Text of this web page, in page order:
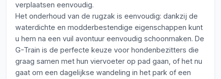
verplaatsen eenvoudig.
Het onderhoud van de rugzak is eenvoudig: dankzij de
waterdichte en modderbestendige eigenschappen kunt
u hem na een vuil avontuur eenvoudig schoonmaken. De
G-Train is de perfecte keuze voor hondenbezitters die
graag samen met hun viervoeter op pad gaan, of het nu
gaat om een dagelijkse wandeling in het park of een